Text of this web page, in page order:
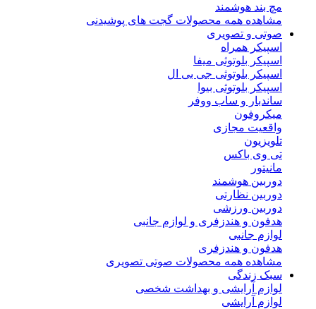
مچ بند هوشمند
مشاهده همه محصولات گجت های پوشیدنی
صوتی و تصویری
اسپیکر همراه
اسپیکر بلوتوثی میفا
اسپیکر بلوتوثی جی بی ال
اسپیکر بلوتوثی بیوا
ساندبار و ساب ووفر
میکروفون
واقعیت مجازی
تلویزیون
تی وی باکس
مانیتور
دوربین هوشمند
دوربین نظارتی
دوربین ورزشی
هدفون و هندزفری و لوازم جانبی
لوازم جانبی
هدفون و هندزفری
مشاهده همه محصولات صوتی تصویری
سبک زندگی
لوازم آرایشی و بهداشت شخصی
لوازم آرایشی